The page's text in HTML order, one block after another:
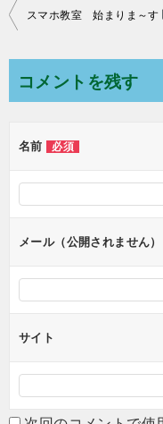
投
ナ
ビ
ン
スマホ教室 始まりま～す
コメントを残す
名前 必須
メール（公開されません）
サイト